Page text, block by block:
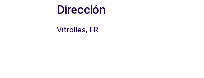
Dirección
Vitrolles, FR